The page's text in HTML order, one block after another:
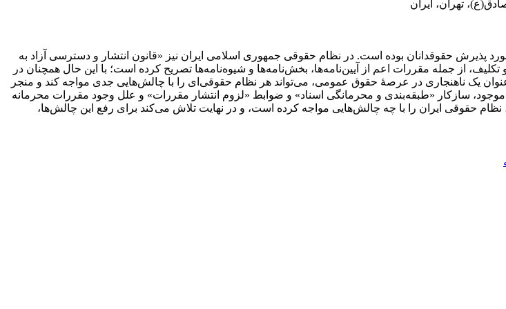
تهران، ایران
پذیرش حقوقدانان بوده است. در نظام حقوقی جمهوری اسلامی ایران نیز «قانون انتشار و دسترسی آزاد به
موجد حق و تکلیف، از جمله مقررات اعم از آیین‌نامه‌ها، بخش‌نامه‌ها و شیوه‌نامه‌ها تصریح کرده است؛ با این حال همچنان در
یک ناهنجاری در عرصۀ حقوق عمومی، می‌تواند هر نظام حقوقی‌ای را با چالش‌هایی جدی مواجه کند و منجر
سازکار «طبقه‌بندی و محرمانگی اسناد» و ضوابط «لزوم انتشار مقررات» و علل وجود مقررات محرمانه
حقوقی ایران را با چه چالش‌هایی مواجه کرده است، و در نهایت تلاش می‌کند برای رفع این چالش‌ها،